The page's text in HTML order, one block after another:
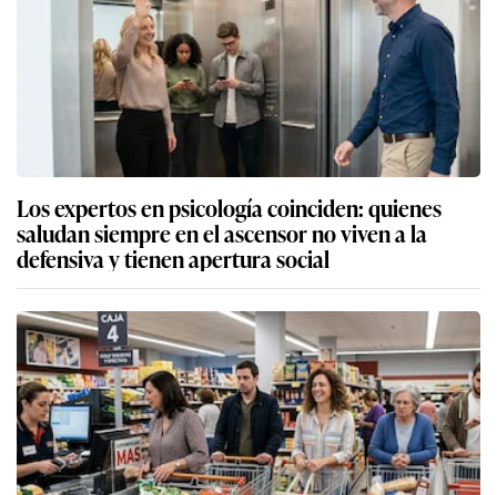
Los expertos en psicología coinciden: quienes
saludan siempre en el ascensor no viven a la
defensiva y tienen apertura social